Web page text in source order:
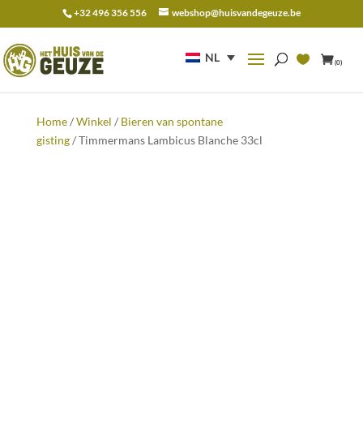
+32 496 356 556 webshop@huisvandegeuze.be
NL (0)
naar:
Home/Winkel / Bieren van spontane
gisting/ Timmermans Lambicus Blanche 33cl